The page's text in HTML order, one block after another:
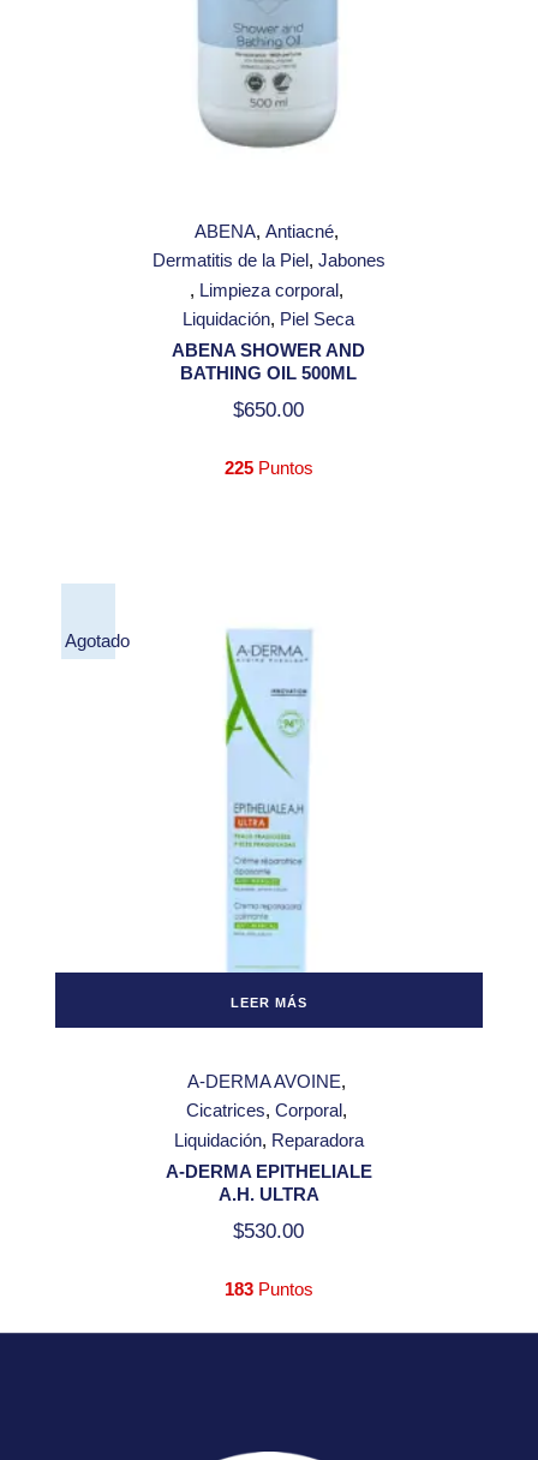
ABENA Antiacné
Dermatitis de la Piel Jabones
Limpieza corporal
Liquidación Piel Seca
ABENA SHOWER AND
BATHING OIL 500ML
$650.00
225Puntos
Agotado
LEER MÁS
A-DERMA AVOINE
Cicatrices Corporal
Liquidación Reparadora
A-DERMA EPITHELIALE
A.H. ULTRA
$530.00
183Puntos